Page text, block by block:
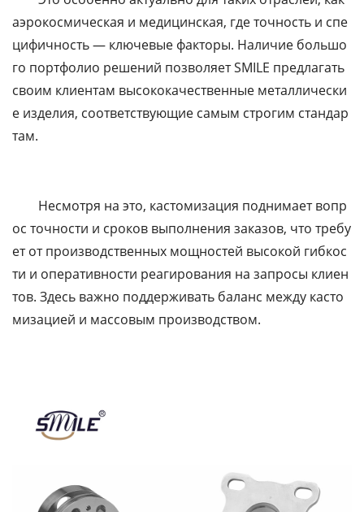
аэрокосмическая и медицинская, где точность и спе
цифичность — ключевые факторы. Наличие большо
го портфолио решений позволяет SMILE предлагать
своим клиентам высококачественные металлически
е изделия, соответствующие самым строгим стандар
там.
Несмотря на это, кастомизация поднимает вопр
ос точности и сроков выполнения заказов, что требу
ет от производственных мощностей высокой гибкос
ти и оперативности реагирования на запросы клиен
тов. Здесь важно поддерживать баланс между касто
мизацией и массовым производством.